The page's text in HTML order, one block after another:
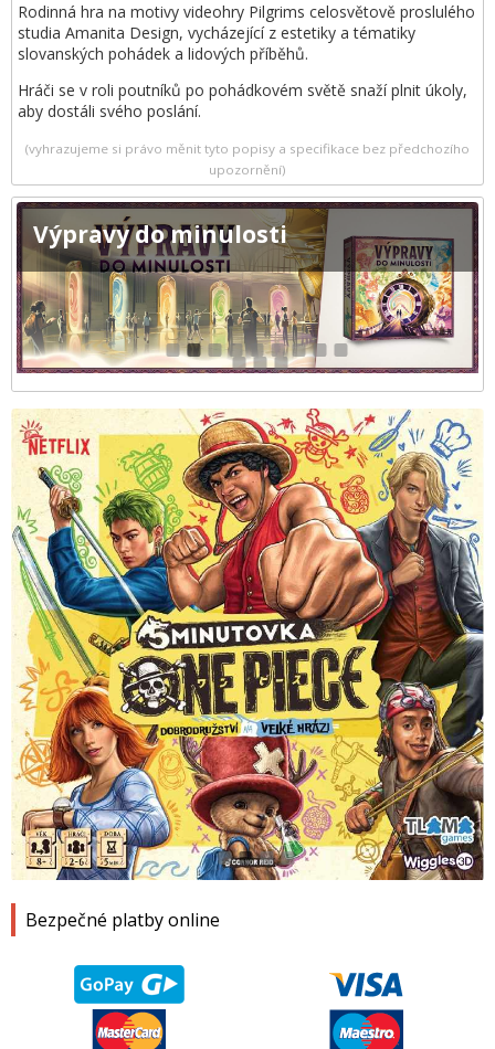
Bezpečné platby online
Rodinná hra na motivy videohry Pilgrims celosvětově proslulého
studia Amanita Design, vycházející z estetiky a tématiky
slovanských pohádek a lidových příběhů.
Hráči se v roli poutníků po pohádkovém světě snaží plnit úkoly,
aby dostáli svého poslání.
(vyhrazujeme si právo měnit tyto popisy a specifikace bez předchozího
upozornění)
Výpravy do minulosti